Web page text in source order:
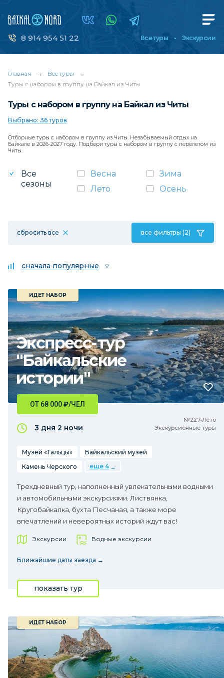
8 914 954 51 22 Все туры Экскурсии
Главная → Все туры
→
Туры с набором в группу на Байкал из Читы
Туры с набором в группу на Байкал из Читы
Выбрано: 36 туров
Отборные туры с набором в группу из Читы. Незабываемый отдых на
Байкале в 2026-2027 году. Подбери туры с набором в группу с перелетом из
Читы.
Все
сезоны
Весна
Зима
Лето
Осень
сбросить все все фильтры (2)
сначала популярные
Экспресс-тур
"Байкальские
истории"
ИДЕТ НАБОР
№227•Лето
Экскурсионные туры
ОТ 68 000₽/ЧЕЛ
3 дня 2 ночи
Музей «Тальцы»
Байкальский музей
Камень Черского
еще 4
Трехдневный тур, наполненный увлекательными водными
и автомобильными экскурсиями. Листвянка,
Кругобайкалка, бухта Песчаная, а также море
впечатлений и невероятных историй ждут вас!
Экскурсии Водные экскурсии
Ближайшие даты заезда →
показать тур
ИДЕТ НАБОР